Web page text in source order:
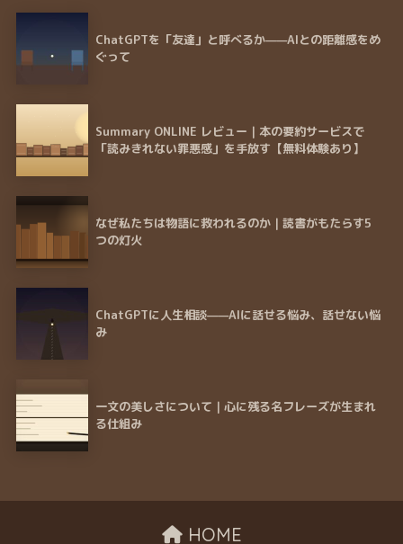
ChatGPTを「友達」と呼べるか——AIとの距離感をめ
ぐって
Summary ONLINE レビュー｜本の要約サービスで
「読みきれない罪悪感」を手放す【無料体験あり】
なぜ私たちは物語に救われるのか｜読書がもたらす5
つの灯火
ChatGPTに人生相談——AIに話せる悩み、話せない悩
み
一文の美しさについて｜心に残る名フレーズが生まれ
る仕組み
HOME